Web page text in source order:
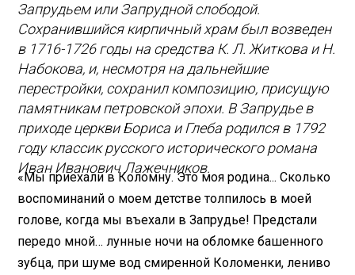
Запрудьем или Запрудной слободой.
Сохранившийся кирпичный храм был возведен
в 1716-1726 годы на средства К. Л. Житкова и Н.
Набокова, и, несмотря на дальнейшие
перестройки, сохранил композицию, присущую
памятникам петровской эпохи. В Запрудье в
приходе церкви Бориса и Глеба родился в 1792
году классик русского исторического романа
Иван Иванович Лажечников.
«Мы приехали в Коломну. Это моя родина... Сколько
воспоминаний о моем детстве толпилось в моей
голове, когда мы въехали в Запрудье! Предстали
передо мной… лунные ночи на обломке башенного
зубца, при шуме вод смиренной Коломенки, лениво